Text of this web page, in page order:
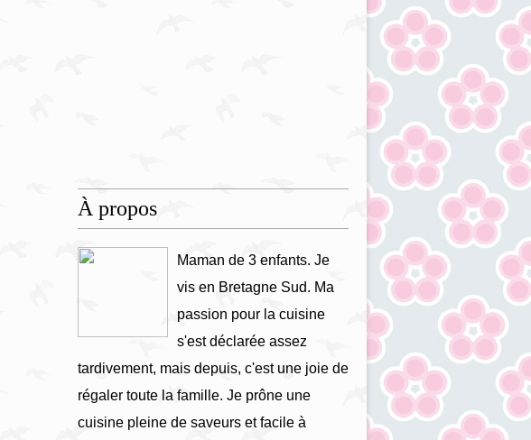
À propos
Maman de 3 enfants. Je
vis en Bretagne Sud. Ma
passion pour la cuisine
s'est déclarée assez
tardivement, mais depuis, c'est une joie de
régaler toute la famille. Je prône une
cuisine pleine de saveurs et facile à